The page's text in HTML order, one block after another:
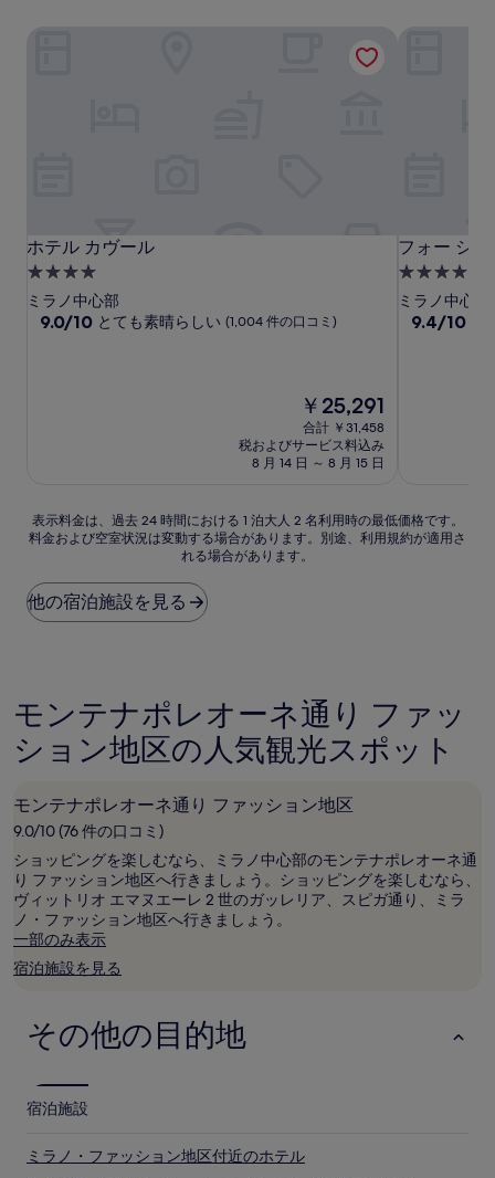
ホテル カヴール
ホテル カヴール
4.0
つ
星
ミラノ中心部
10
ら
し
(1,004
件
の
の
コ
9.0/10 とても素晴らしい (1,004 件の口コミ)
現
在
の
料
￥25,291
￥25,291
合計 ￥31,458
税およびサービス料込み
8 月 14 日 ～ 8 月 15 日
フォー シ
フォー シ
5.0
つ
星
ミラノ中心部
10
ら
し
の
コ
9.4/10
表
示
金
は、
過
間
に
お
け
1
泊
大
人
2
名
利
用
時
の
価
す。
料
お
表示料金は、過去 24 時間における 1 泊大人 2 名利用時の最低価格です。
料金および空室状況は変動する場合があります。別途、利用規約が適用さ
れる場合があります。
他の宿泊施設を見る
モンテナポレオーネ通り ファッ
ション地区の人気観光スポット
モンテナポレオーネ通り ファッション地区
9.0/10 (76 件の口コミ)
ショッピングを楽しむなら、ミラノ中心部のモンテナポレオーネ通
り ファッション地区へ行きましょう。ショッピングを楽しむなら、
ヴィットリオ エマヌエーレ 2 世のガッレリア、スピガ通り、ミラ
ノ・ファッション地区へ行きましょう。
一部のみ表示
宿泊施設を見る
その他の目的地
宿泊施設
ミラノ・ファッション地区付近のホテル